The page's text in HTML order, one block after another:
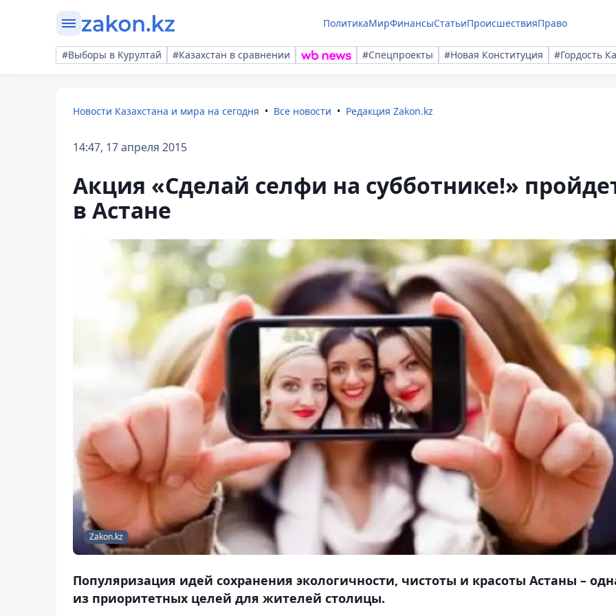
ПолитикаМирФинансыСтатьиПроисшествияПраво
#Выборы в Курултай #Казахстан в сравнении #Спецпроекты #Новая Конституция #Гордость
Новости Казахстана и мира на сегодня Все новости Редакция Zakon.kz
14:47, 17 апреля 2015
Акция «Сделай селфи на субботнике!»
в Астане
Zakon.kz
Популяризация идей сохранения экологичности, чистоты и красоты Астаны –
из приоритетных целей для жителей столицы.